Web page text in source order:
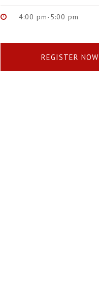
4:00 pm-5:00 pm
REGISTER NOW